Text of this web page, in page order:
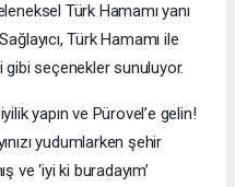
Türk Hamamı yanı
Türk Hamamı ile
seçenekler sunuluyor.
yapın ve Pürovel’e gelin!
yudumlarken şehir
ve ‘iyi ki buradayım’